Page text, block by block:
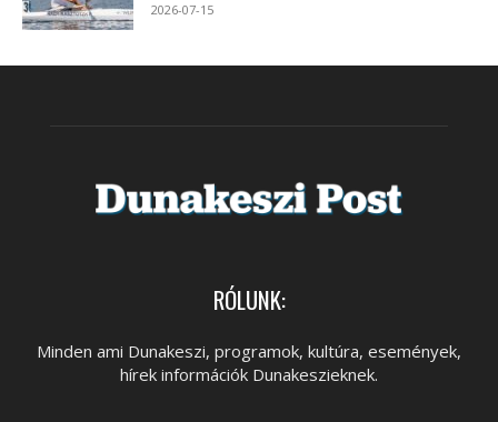
2026-07-15
RÓLUNK:
Minden ami Dunakeszi, programok, kultúra, események,
hírek információk Dunakeszieknek.